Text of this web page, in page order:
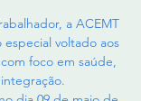
a ACEMT
voltado aos
foco em saúde,